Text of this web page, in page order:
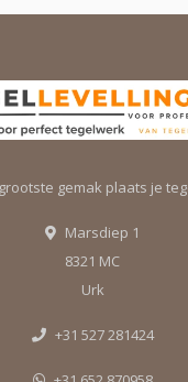
gemak plaats je
Marsdiep 1
8321 MC
Urk
+31 527 281424